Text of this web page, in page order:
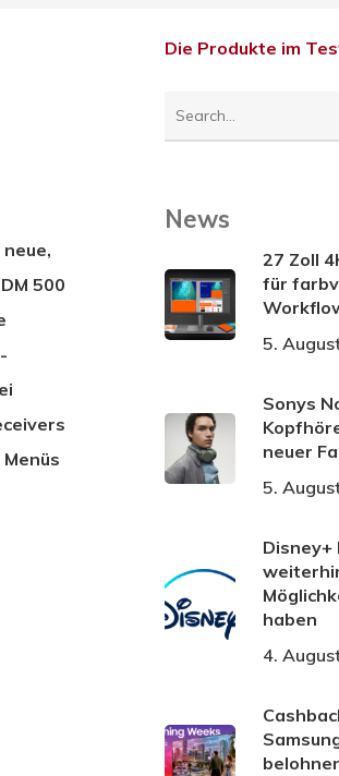
500
Die Produkte im
News
27 Zoll
für
5.
Sonys
neuer
5.
haben
4.